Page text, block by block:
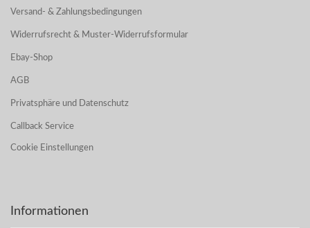
Versand- & Zahlungsbedingungen
Widerrufsrecht & Muster-Widerrufsformular
Ebay-Shop
AGB
Privatsphäre und Datenschutz
Callback Service
Cookie Einstellungen
Informationen